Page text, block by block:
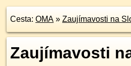
Cesta: OMA » Zaujímavosti na
Zaujímavosti